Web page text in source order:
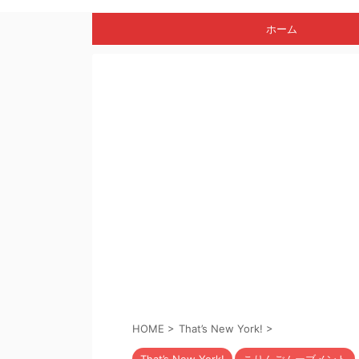
ホーム
HOME > That’s New York! >